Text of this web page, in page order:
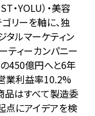
・YOLU）・美容
リーを軸に、独
タルマーケティン
ティーカンパニー
450億円へと6年
業利益率10.2%
品はすべて製造委
点にアイデアを検